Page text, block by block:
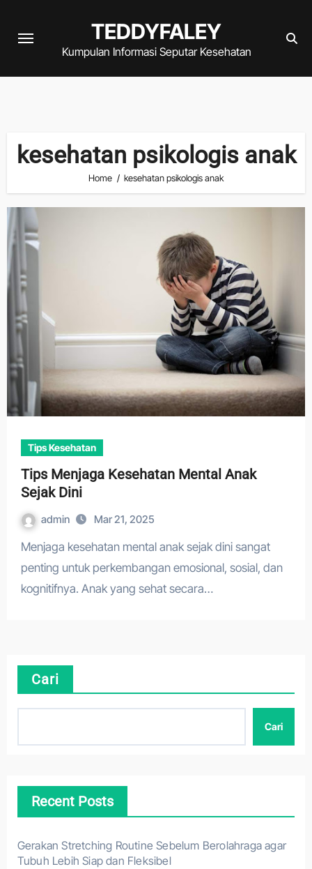
TEDDYFALEY
Kumpulan Informasi Seputar Kesehatan
kesehatan psikologis anak
Home kesehatan psikologis anak
Tips Kesehatan
Tips Menjaga Kesehatan Mental Anak
Sejak Dini
admin Mar 21, 2025
Menjaga kesehatan mental anak sejak dini sangat
penting untuk perkembangan emosional, sosial, dan
kognitifnya. Anak yang sehat secara…
Cari
Cari
Recent Posts
Gerakan Stretching Routine Sebelum Berolahraga agar
Tubuh Lebih Siap dan Fleksibel